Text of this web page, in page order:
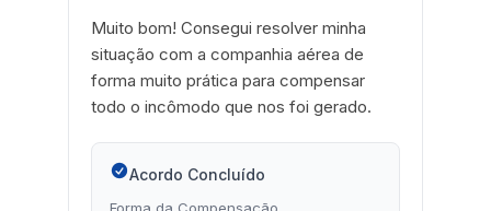
Muito bom! Consegui resolver minha
situação com a companhia aérea de
forma muito prática para compensar
todo o incômodo que nos foi gerado.
Acordo Concluído